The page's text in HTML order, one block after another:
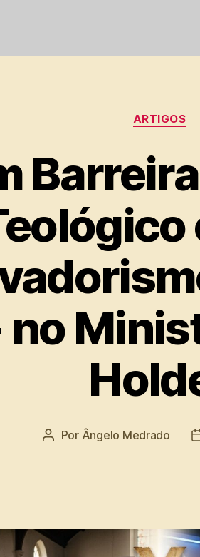
ARTIGOS
no
Autor
Por Ângelo Medrado